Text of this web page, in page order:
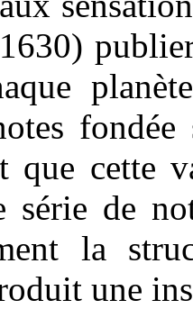
que cette
série de
la
une